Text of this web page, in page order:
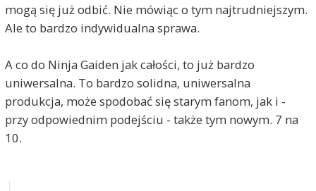
mogą się już odbić. Nie mówiąc o tym najtrudniejszym.
Ale to bardzo indywidualna sprawa.
A co do Ninja Gaiden jak całości, to już bardzo
uniwersalna. To bardzo solidna, uniwersalna
produkcja, może spodobać się starym fanom, jak i -
przy odpowiednim podejściu - także tym nowym. 7 na
10.